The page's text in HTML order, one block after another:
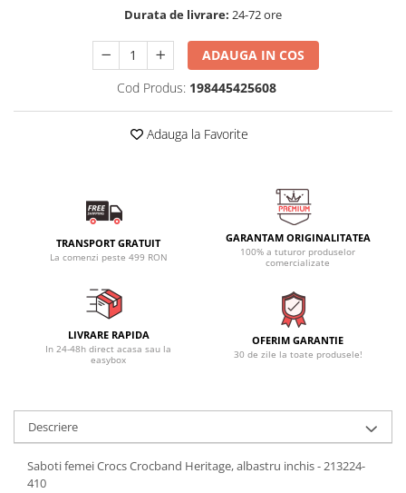
Durata de livrare: 24-72 ore
ADAUGA IN COS
Cod Produs: 198445425608
Adauga la Favorite
TRANSPORT GRATUIT
La comenzi peste 499 RON
GARANTAM ORIGINALITATEA
100% a tuturor produselor
comercializate
LIVRARE RAPIDA
In 24-48h direct acasa sau la
easybox
OFERIM GARANTIE
30 de zile la toate produsele!
Descriere
Saboti femei Crocs Crocband Heritage, albastru inchis - 213224-
410